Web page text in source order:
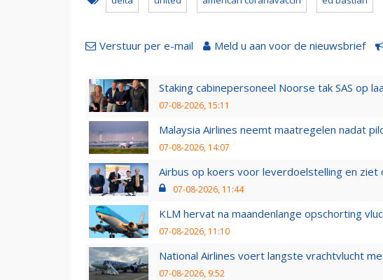
Verstuur per e-mail Meld u aan voor de nieuwsbrief
Staking cabinepersoneel Noorse tak SAS op
07-08-2026, 15:11
Malaysia Airlines neemt maatregelen nadat
07-08-2026, 14:07
Airbus op koers voor leverdoelstelling en
07-08-2026, 11:44
KLM hervat na maandenlange opschorting
07-08-2026, 11:10
National Airlines voert langste vrachtvlucht
07-08-2026, 9:52